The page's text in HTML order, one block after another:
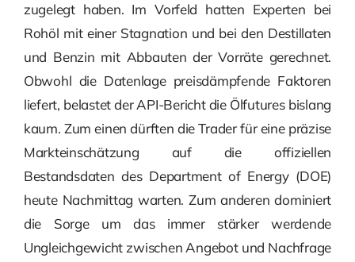
zugelegt haben. Im Vorfeld hatten Experten bei
Rohöl mit einer Stagnation und bei den Destillaten
und Benzin mit Abbauten der Vorräte gerechnet.
Obwohl die Datenlage preisdämpfende Faktoren
liefert, belastet der API-Bericht die Ölfutures bislang
kaum. Zum einen dürften die Trader für eine präzise
Markteinschätzung auf die offiziellen
Bestandsdaten des Department of Energy (DOE)
heute Nachmittag warten. Zum anderen dominiert
die Sorge um das immer stärker werdende
Ungleichgewicht zwischen Angebot und Nachfrage